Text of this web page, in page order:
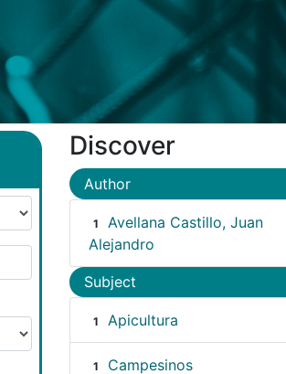
Discover
Author
1
Avellana Castillo, Juan
Alejandro
Subject
1 Apicultura
1 Campesinos